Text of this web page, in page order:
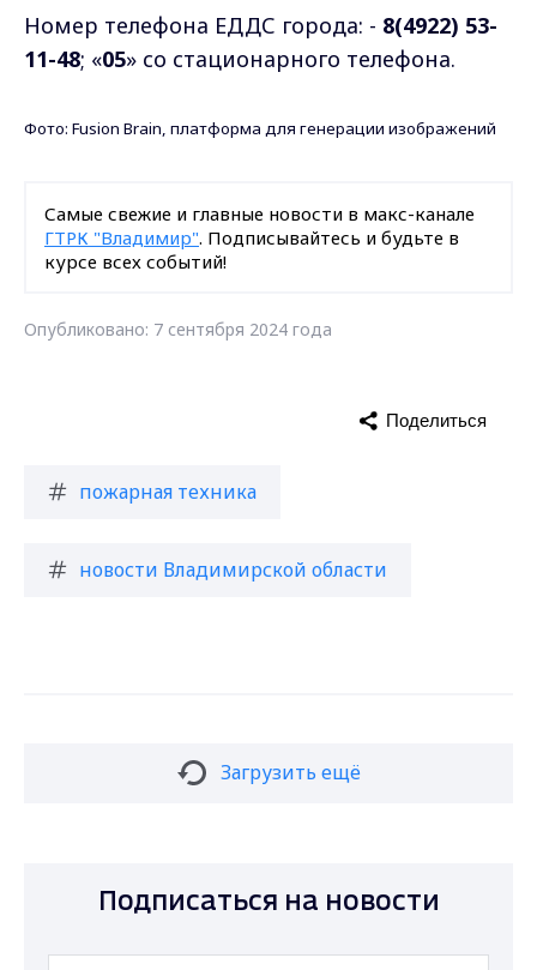
Номер телефона ЕДДС города: - 8(4922) 53-
11-48; «05» со стационарного телефона.
Фото: Fusion Brain, платформа для генерации изображений
Самые свежие и главные новости в макс-канале
ГТРК "Владимир". Подписывайтесь и будьте в
курсе всех событий!
Опубликовано: 7 сентября 2024 года
пожарная техника
новости Владимирской области
Поделиться
Загрузить ещё
Подписаться на новости